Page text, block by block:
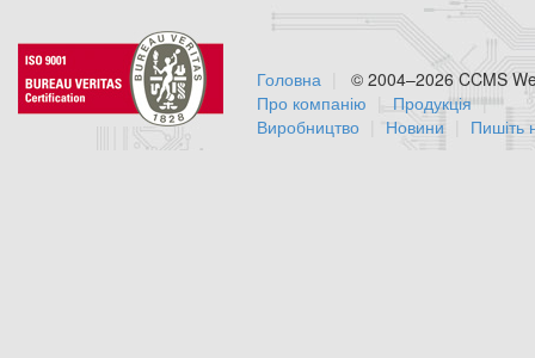
© 2004–2026 CCMS
Головна
Про компанію
Продукція
Виробництво
Новини Пишіть